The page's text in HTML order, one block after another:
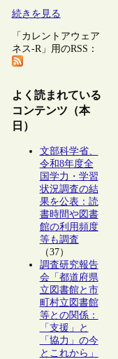
続きを見る
「カレントアウェア
ネス-R」用のRSS：
よく読まれている
コンテンツ（本
日）
文部科学省、
令和8年度全
国学力・学習
状況調査の結
果を公表：読
書時間や図書
館の利用頻度
等も調査
（37）
調査研究報告
会「都道府県
立図書館と市
町村立図書館
等との関係：
「支援」と
「協力」の今
とこれから」